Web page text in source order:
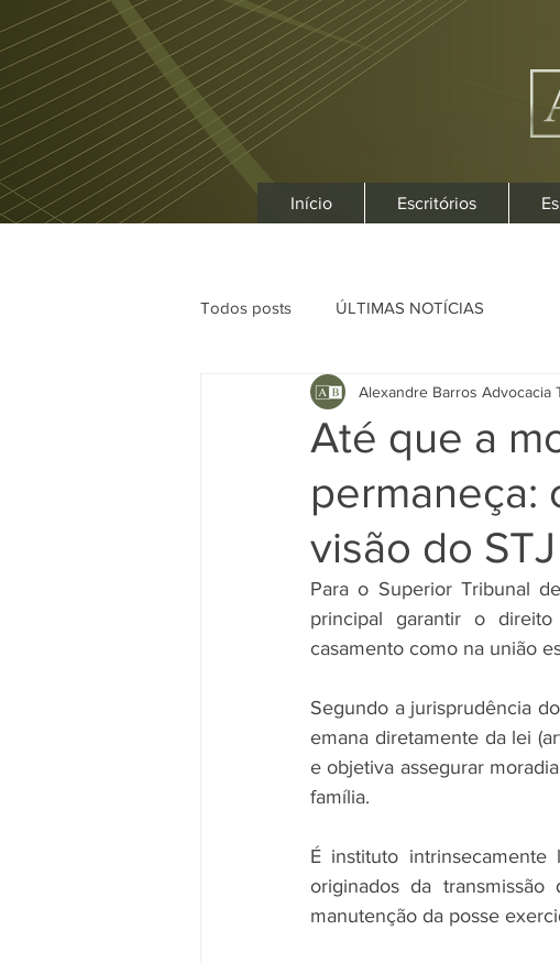
Início Escritórios
Todos posts ÚLTIMAS NOTÍCIAS
Até que a
permaneça:
visão do STJ
Alexandre Barros Advocacia
Para o Superior Tribunal
principal garantir o
casamento como na união
Segundo a jurisprudência
emana diretamente da lei
e objetiva assegurar
família.
É instituto
originados da
manutenção da posse